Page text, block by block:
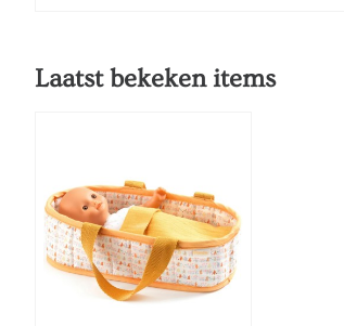
Laatst bekeken items